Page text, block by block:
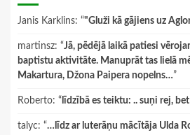
Janis Karklins: “"Gluži kā gājiens uz
martinsz: “Jā, pēdējā laikā patiesi
baptistu aktivitāte. Manuprāt tas lielā
Makartura, Džona Paipera nopelns…”
Roberto: “ līdzībā es teiktu: .. suņi rej,
talyc: “…līdz ar luterāņu mācītāja Ulda